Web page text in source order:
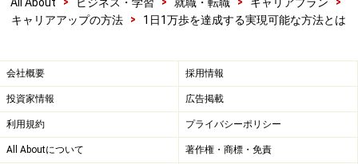
All About ビジネス・学習 就職・転職 キャリアプラン
キャリアアップの方法
> 1日1万歩を達成する実現可能な方法とは
会社概要 採用情報
投資家情報 広告掲載
利用規約 プライバシーポリシー
All Aboutについて 著作権・商標・免責